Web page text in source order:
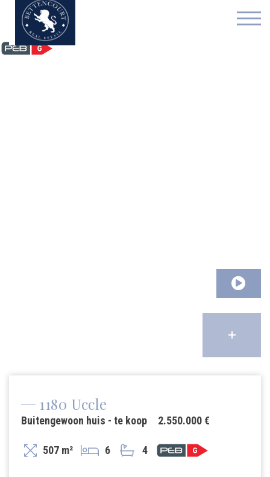
1180 Uccle
2.550.000 €
Buitengewoon huis - te koop
507 m² 6 4